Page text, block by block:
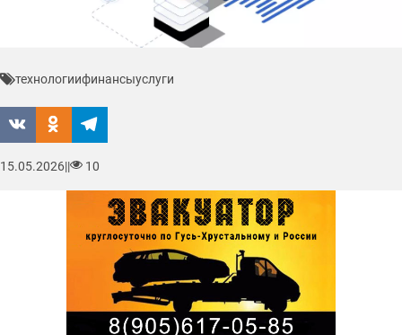
технологиифинансыуслуги
15.05.2026|| 10